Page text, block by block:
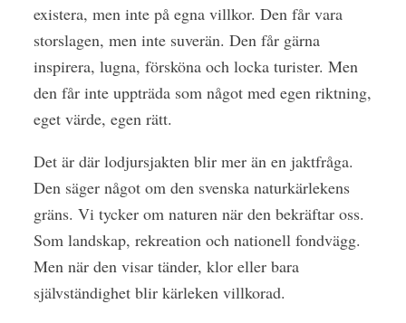
existera, men inte på egna villkor. Den får vara
storslagen, men inte suverän. Den får gärna
inspirera, lugna, försköna och locka turister. Men
den får inte uppträda som något med egen riktning,
eget värde, egen rätt.
Det är där lodjursjakten blir mer än en jaktfråga.
Den säger något om den svenska naturkärlekens
gräns. Vi tycker om naturen när den bekräftar oss.
Som landskap, rekreation och nationell fondvägg.
Men när den visar tänder, klor eller bara
självständighet blir kärleken villkorad.